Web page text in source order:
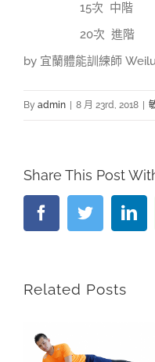
15次 中階
20次 進階
by 宜蘭體能訓練師
By admin 8 月 23rd, 2018
Share This Post
FacebookTwitter
Related Posts